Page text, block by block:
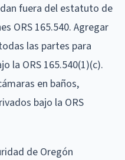
fuera del estatuto de
ORS 165.540. Agregar
las partes para
la ORS 165.540(1)(c).
en baños,
bajo la ORS
de Oregón